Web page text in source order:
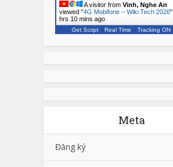
A visitor from Vinh, Nghe An
viewed "4G Mobifone – Wiki Tech 2026"
hrs 10 mins ago
Get Script Real Time Tracking ON
Meta
Đăng ký